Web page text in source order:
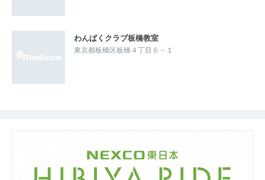
わんぱくクラブ板橋教室
東京都板橋区板橋４丁目６－１